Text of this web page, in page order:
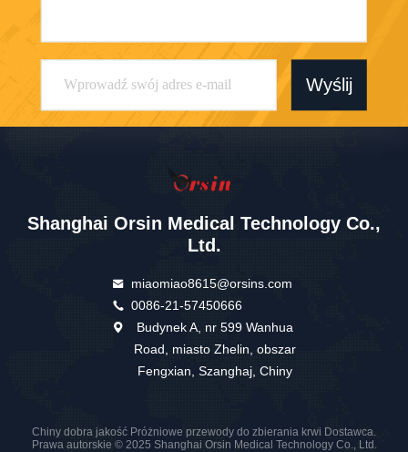
Wyślij
Shanghai Orsin Medical Technology Co.,
Ltd.
miaomiao8615@orsins.com
0086-21-57450666
Budynek A, nr 599 Wanhua
Road, miasto Zhelin, obszar
Fengxian, Szanghaj, Chiny
Chiny dobra jakość Próżniowe przewody do zbierania krwi Dostawca.
Prawa autorskie © 2025 Shanghai Orsin Medical Technology Co., Ltd.